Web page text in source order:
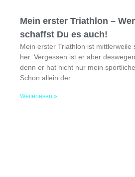
Mein erster Triathlon –
schaffst Du es auch!
Mein erster Triathlon ist mittlerweile
her. Vergessen ist er aber
denn er hat nicht nur mein
Schon allein der
Weiterlesen »